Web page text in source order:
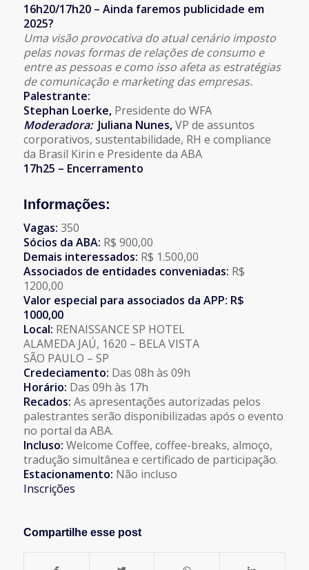
16h20/17h20– Ainda faremos publicidade em
2025?
Uma visão provocativa do atual cenário imposto
pelas novas formas de relações de consumo e
entre as pessoas e como isso afeta as estratégias
de comunicação e marketing das empresas.
Palestrante:
Stephan Loerke, Presidente do WFA
Moderadora:Juliana Nunes,VP de assuntos
corporativos, sustentabilidade, RH e compliance
da Brasil Kirin e Presidente da ABA
17h25 – Encerramento
Informações:
Vagas: 350
Sócios da ABA: R$ 900,00
Demais interessados: R$ 1.500,00
Associados de entidades conveniadas: R$
1200,00
Valor especial para associados da APP: R$
1000,00
Local: RENAISSANCE SP HOTEL
ALAMEDA JAÚ, 1620 – BELA VISTA
SÃO PAULO – SP
Credeciamento: Das 08h às 09h
Horário: Das 09h às 17h
Recados: As apresentações autorizadas pelos
palestrantes serão disponibilizadas após o evento
no portal da ABA.
Incluso: Welcome Coffee, coffee-breaks, almoço,
tradução simultânea e certificado de participação.
Estacionamento: Não incluso
Inscrições
Compartilhe esse post